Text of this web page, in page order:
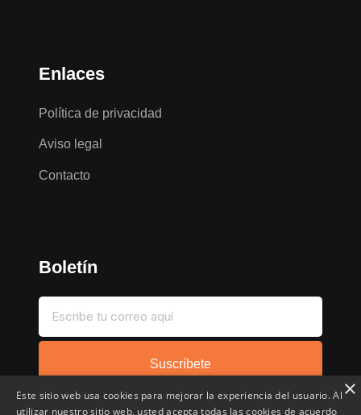
Enlaces
Política de privacidad
Aviso legal
Contacto
Boletín
Suscríbete
×
Este sitio web usa cookies para mejorar la experiencia del usuario. Al
utilizar nuestro sitio web, usted acepta todas las cookies de acuerdo